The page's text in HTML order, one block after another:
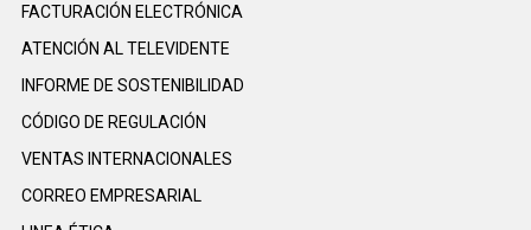
FACTURACIÓN ELECTRÓNICA
ATENCIÓN AL TELEVIDENTE
INFORME DE SOSTENIBILIDAD
CÓDIGO DE REGULACIÓN
VENTAS INTERNACIONALES
CORREO EMPRESARIAL